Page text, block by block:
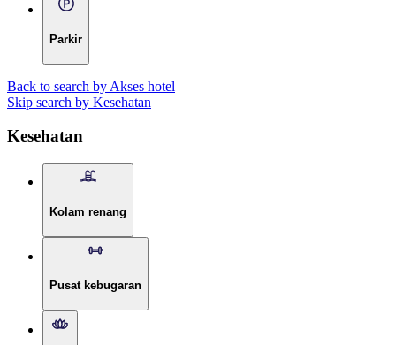
Parkir
Back to search by Akses hotel
Skip search by Kesehatan
Kesehatan
Kolam renang
Pusat kebugaran